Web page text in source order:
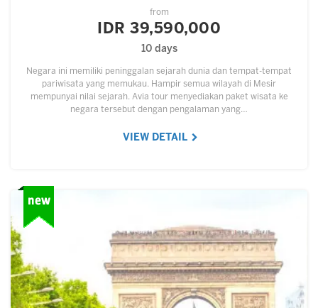
from
IDR 39,590,000
10 days
Negara ini memiliki peninggalan sejarah dunia dan tempat-tempat
pariwisata yang memukau. Hampir semua wilayah di Mesir
mempunyai nilai sejarah. Avia tour menyediakan paket wisata ke
negara tersebut dengan pengalaman yang…
VIEW DETAIL